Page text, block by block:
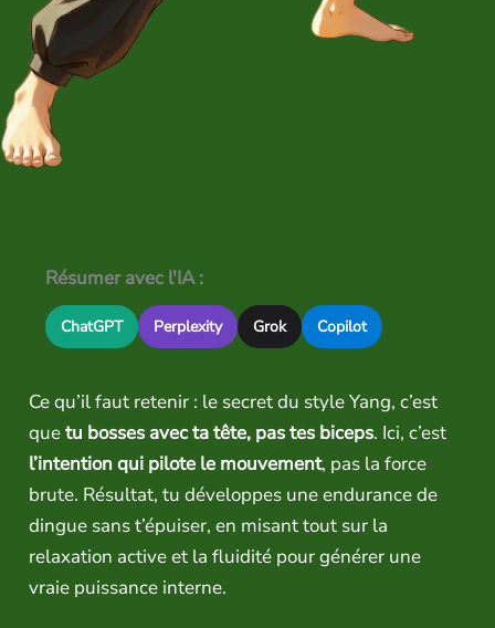
Résumer avec l'IA :
ChatGPT Perplexity Grok Copilot
Ce qu’il faut retenir : le secret du style Yang, c’est
quetu bosses avec ta tête, pas tes biceps. Ici, c’est
l’intention qui pilote le mouvement, pas la force
brute. Résultat, tu développes une endurance de
dingue sans t’épuiser, en misant tout sur la
relaxation active et la fluidité pour générer une
vraie puissance interne.